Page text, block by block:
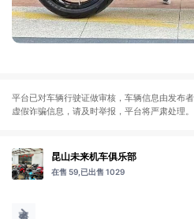
平台已对车辆行驶证做审核，车辆信息由发布
虚假诈骗信息，请及时举报，平台将严肃处理。
昆山未来机车俱乐部
在售 59,已出售 1029